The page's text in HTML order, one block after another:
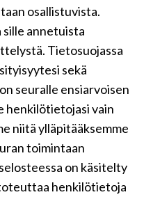
osallistuvista.
sille annetuista
Tietosuojassa
sekä
seuralle ensiarvoisen
henkilötietojasi vain
niitä ylläpitääksemme
toimintaan
on käsitelty
henkilötietoja